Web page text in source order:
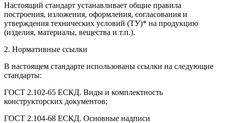
Настоящий стандарт устанавливает общие правила
построения, изложения, оформления, согласования и
утверждения технических условий (ТУ)* на продукцию
(изделия, материалы, вещества и т.п.).
2. Нормативные ссылки
В настоящем стандарте использованы ссылки на следующие
стандарты:
ГОСТ 2.102-65 ЕСКД. Виды и комплектность
конструкторских документов;
ГОСТ 2.104-68 ЕСКД. Основные надписи